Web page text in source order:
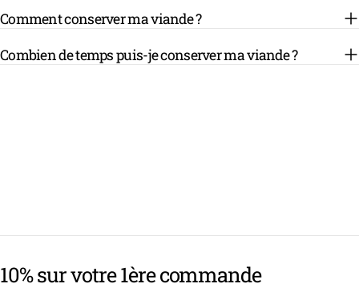
Comment conserver ma viande ?
Combien de temps puis-je conserver ma viande ?
10% sur votre 1ère commande